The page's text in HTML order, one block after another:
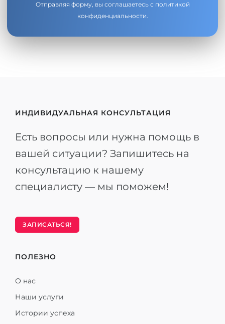
Отправляя форму, вы соглашаетесь с политикой
конфиденциальности.
ИНДИВИДУАЛЬНАЯ КОНСУЛЬТАЦИЯ
Есть вопросы или нужна помощь в
вашей ситуации? Запишитесь на
консультацию к нашему
специалисту — мы поможем!
ЗАПИСАТЬСЯ!
ПОЛЕЗНО
О нас
Наши услуги
Истории успеха